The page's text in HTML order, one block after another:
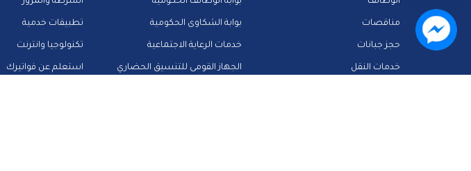
مناقصات
حجز جبانات
خدمات النقل
بوابة الشكاوى الحكومية
خدمات الرعاية الاجتماعية
الجهاز القومى للتنسيق الحضاري
تطبيقات خدمية
تكنولوجيا وانترنت
استعلم عن فواتيرك